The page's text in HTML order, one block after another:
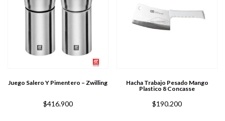
Juego Salero Y Pimentero – Zwilling
$416.900
Hacha Trabajo Pesado Mango
Plastico 8 Concasse
$190.200